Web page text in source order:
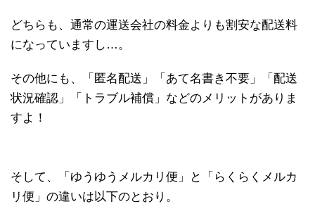
どちらも、通常の運送会社の料金よりも割安な配送料
になっていますし…。
その他にも、「匿名配送」「あて名書き不要」「配送
状況確認」「トラブル補償」などのメリットがありま
すよ！
そして、「ゆうゆうメルカリ便」と「らくらくメルカ
リ便」の違いは以下のとおり。